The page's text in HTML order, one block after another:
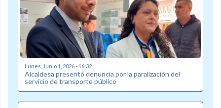
Lunes, Junio 1, 2026 - 16:32
Alcaldesa presentó denuncia por la paralización del
servicio de transporte público